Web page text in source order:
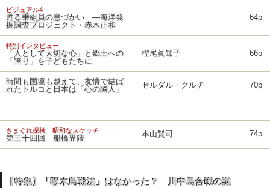
ビジュアル4
甦る乗組員の息づかい ―海洋発
掘調査プロジェクト・赤木正和
64p
特別インタビュー
「人として大切な心」と郷土への
「誇り」を子どもたちに
樫尾眞知子 66p
時間も国境も越えて、友情で結ば
れたトルコと日本は「心の隣人」
セルダル・クルチ 70p
きまぐれ探検 昭和なスケッチ
第三十四回 船橋界隈 本山賢司 74p
【特集】「啄木鳥戦法」はなかった？ 川中島合戦の謎